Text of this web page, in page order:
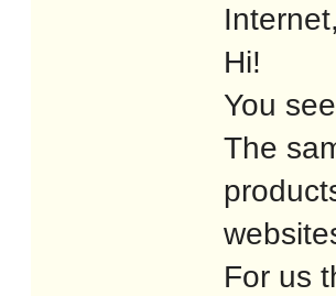
Hi!
You
The
For us